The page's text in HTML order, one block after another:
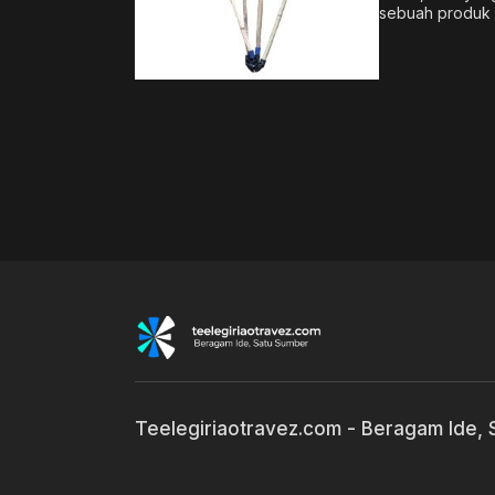
sebuah produk
Teelegiriaotravez.com - Beragam Ide,